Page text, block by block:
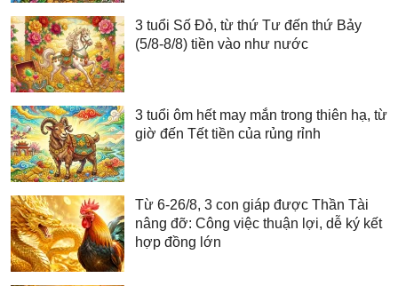
3 tuổi Số Đỏ, từ thứ Tư đến thứ Bảy
(5/8-8/8) tiền vào như nước
3 tuổi ôm hết may mắn trong thiên hạ, từ
giờ đến Tết tiền của rủng rỉnh
Từ 6-26/8, 3 con giáp được Thần Tài
nâng đỡ: Công việc thuận lợi, dễ ký kết
hợp đồng lớn